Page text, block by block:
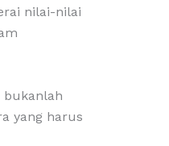
nilai-nilai
bukanlah
yang harus